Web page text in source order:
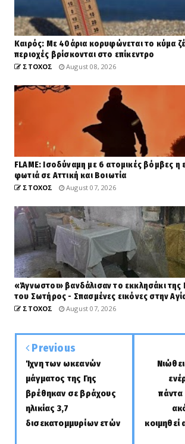
Καιρός: Με 40άρια κορυφώνεται το κύμα
περιοχές βρίσκονται στο επίκεντρο
ΣΤΟΧΟΣ August 08, 2026
FLAME: Ισοδύναμη με 6 ατομικές βόμβες η
φωτιά σε Αττική και Βοιωτία
ΣΤΟΧΟΣ August 07, 2026
«Άγνωστοι» βανδάλισαν το εκκλησάκι
του Σωτήρος - Σπασμένες εικόνες στην
ΣΤΟΧΟΣ August 07, 2026
Previous
Ίχνη των ωκεανών
μάγματος της Γης
βρέθηκαν σε βράχους
ηλικίας 3,7
δισεκατομμυρίων ετών
κοιμηθεί